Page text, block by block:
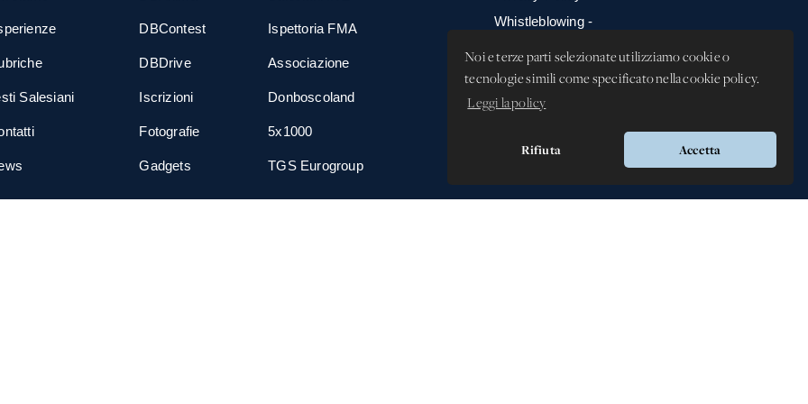
Noi e terze parti selezionate utilizziamo cookie o
tecnologie simili come specificato nella cookie policy.
Leggi la policy
Rifiuta Accetta
Salesiani
DBContest
DBDrive
Iscrizioni
Fotografie
Gadgets
Ispettoria FMA
Associazione
Donboscoland
5x1000
TGS Eurogroup
Whistleblowing -